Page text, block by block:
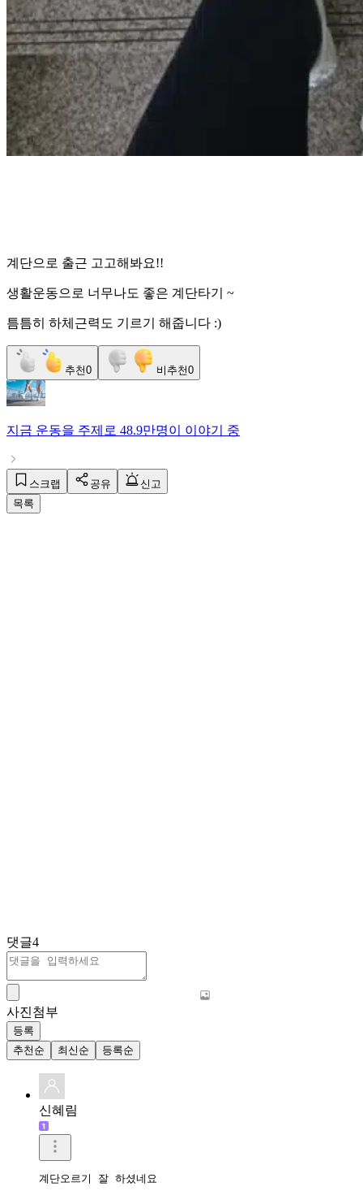
계단으로 출근 고고해봐요!!
생활운동으로 너무나도 좋은 계단타기 ~
틈틈히 하체근력도 기르기 해줍니다 :)
추천0 비추천0
지금 운동을 주제로 48.9만명이 이야기 중
스크랩 공유
신고
목록
댓글4
사진첨부
등록
추천순
최신순 등록순
신혜림
계단오르기 잘 하셨네요